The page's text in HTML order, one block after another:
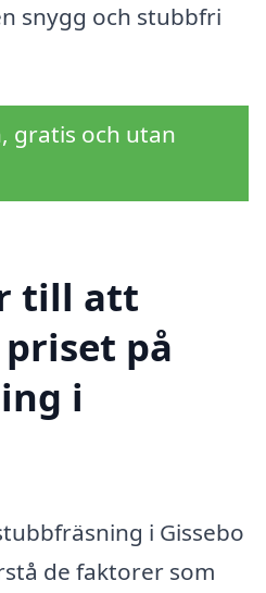
snygg och stubbfri
gratis och utan
till att
på
i
i Gissebo
de faktorer som